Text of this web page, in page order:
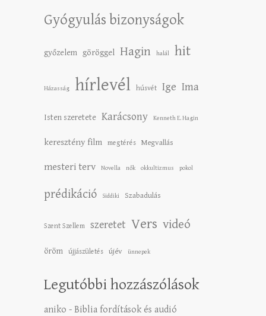
Gyógyulás bizonyságok
győzelem göröggel Hagin halál hit
Házasság hírlevél húsvét Ige Ima
Isten szeretete Karácsony Kenneth E. Hagin
keresztény film megtérés Megvallás
mesteri terv Novella nők okkultizmus pokol
prédikáció Siddiki Szabadulás
Szent Szellem szeretet Vers videó
öröm újjászületés újév ünnepek
Legutóbbi hozzászólások
aniko - Biblia fordítások és audió